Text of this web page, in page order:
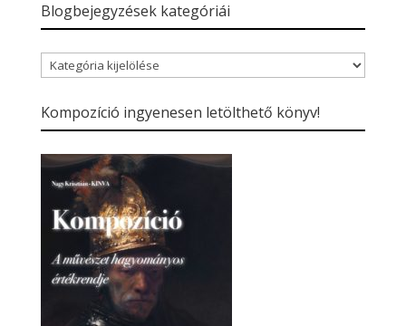
Blogbejegyzések kategóriái
Blogbejegyzések
kategóriái
Kompozíció ingyenesen letölthető könyv!